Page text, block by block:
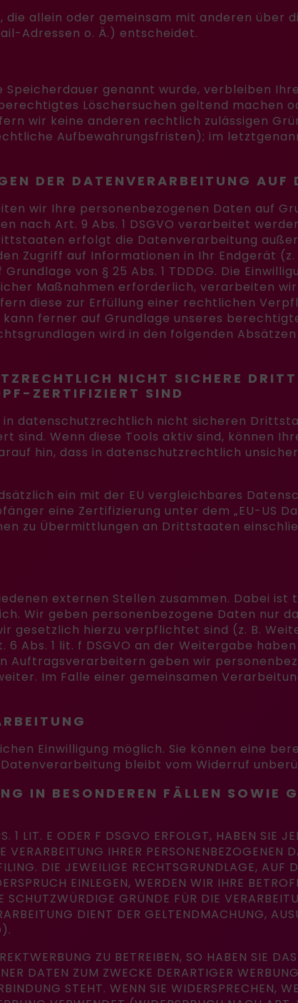
allein oder gemeinsam mit anderen über
Adressen o. Ä.) entscheidet.
genannt wurde, verbleiben
Löschersuchen geltend machen
wir keine anderen rechtlich zulässigen
Aufbewahrungsfristen); im
DER DATENVERARBEITUNG AUF
wir Ihre personenbezogenen Daten auf
nach Art. 9 Abs. 1 DSGVO verarbeitet
erfolgt die Datenverarbeitung
Zugriff auf Informationen in Ihr Endgerät
von § 25 Abs. 1 TDDDG. Die
Maßnahmen erforderlich, verarbeiten
diese zur Erfüllung einer rechtlichen
ferner auf Grundlage unseres
wird in den folgenden
NICHT SICHERE
ZERTIFIZIERT SIND
datenschutzrechtlich nicht sicheren
sind. Wenn diese Tools aktiv sind, können
hin, dass in datenschutzrechtlich
ein mit der EU vergleichbares
eine Zertifizierung unter dem „EU-US
zu Übermittlungen an Drittstaaten
externen Stellen zusammen. Dabei ist
Wir geben personenbezogene Daten nur
gesetzlich hierzu verpflichtet sind (z. B.
Abs. 1 lit. f DSGVO an der Weitergabe
Auftragsverarbeitern geben wir
Im Falle einer gemeinsamen
Einwilligung möglich. Sie können eine
bleibt vom Widerruf
IN BESONDEREN FÄLLEN SOWIE
LIT. E ODER F DSGVO ERFOLGT, HABEN SIE
IHRER PERSONENBEZOGENEN
DIE JEWEILIGE RECHTSGRUNDLAGE, AUF
EINLEGEN, WERDEN WIR IHRE
GRÜNDE FÜR DIE
DIENT DER GELTENDMACHUNG,
ZU BETREIBEN, SO HABEN SIE
DATEN ZUM ZWECKE DERARTIGER
STEHT. WENN SIE WIDERSPRECHEN,